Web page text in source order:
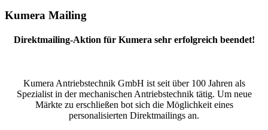
Kumera Mailing
Direktmailing-Aktion für Kumera sehr erfolgreich beendet!
Kumera Antriebstechnik GmbH ist seit über 100 Jahren als
Spezialist in der mechanischen Antriebstechnik tätig. Um neue
Märkte zu erschließen bot sich die Möglichkeit eines
personalisierten Direktmailings an.